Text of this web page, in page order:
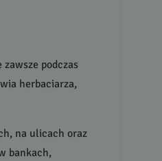
podczas
herbaciarza,
na ulicach oraz
bankach,